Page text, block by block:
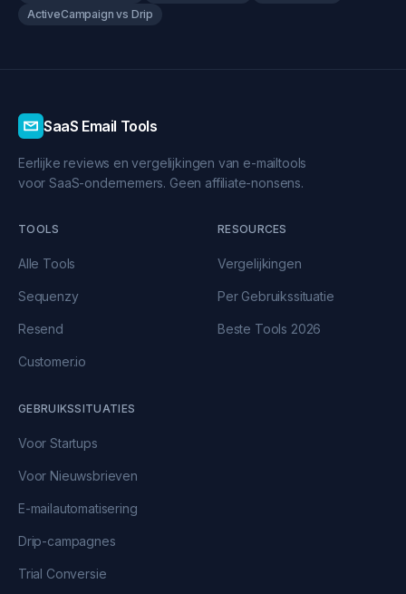
ActiveCampaign vs Drip
SaaS Email Tools
Eerlijke reviews en vergelijkingen van e-mailtools
voor SaaS-ondernemers. Geen affiliate-nonsens.
TOOLS
Alle Tools
Sequenzy
Resend
Customer.io
RESOURCES
Vergelijkingen
Per Gebruikssituatie
Beste Tools 2026
GEBRUIKSSITUATIES
Voor Startups
Voor Nieuwsbrieven
E-mailautomatisering
Drip-campagnes
Trial Conversie